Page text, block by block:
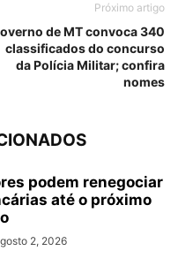
Próximo artigo
de MT convoca 340
classificados do concurso
da Polícia Militar; confira
nomes
podem renegociar
até o próximo
2, 2026